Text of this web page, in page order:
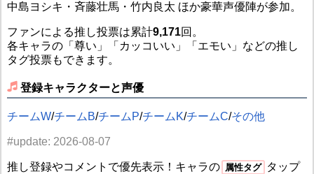
中島ヨシキ・斉藤壮馬・竹内良太 ほか豪華声優陣が参加。
ファンによる推し投票は累計9,171回。
各キャラの「尊い」「カッコいい」「エモい」などの推し
タグ投票もできます。
登録キャラクターと声優
チームW/チームB/チームP/チームK/チームC/その他
#update: 2026-08-07
推し登録やコメントで優先表示！キャラの 属性タグ
タップ